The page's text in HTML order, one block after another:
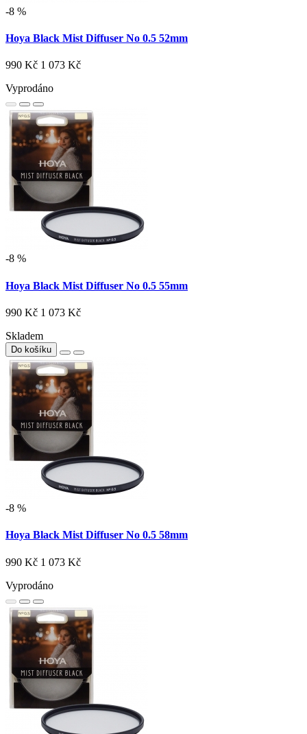
-8 %
Hoya Black Mist Diffuser No 0.5 52mm
990 Kč 1 073 Kč
Vyprodáno
-8 %
Hoya Black Mist Diffuser No 0.5 55mm
990 Kč 1 073 Kč
Skladem
Do košíku
-8 %
Hoya Black Mist Diffuser No 0.5 58mm
990 Kč 1 073 Kč
Vyprodáno